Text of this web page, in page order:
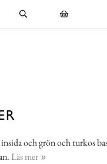
och grön och turkos
Läs mer